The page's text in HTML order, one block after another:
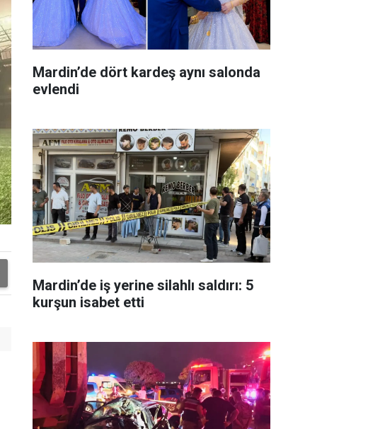
Mardin’de dört kardeş aynı salonda
evlendi
Mardin’de iş yerine silahlı saldırı: 5
kurşun isabet etti